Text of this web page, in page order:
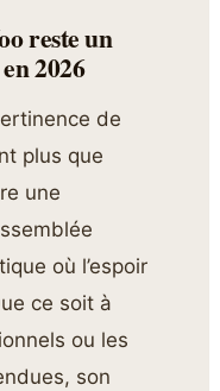
reste un
2026
de
plus que
une
où l’espoir
ce soit à
ou les
son